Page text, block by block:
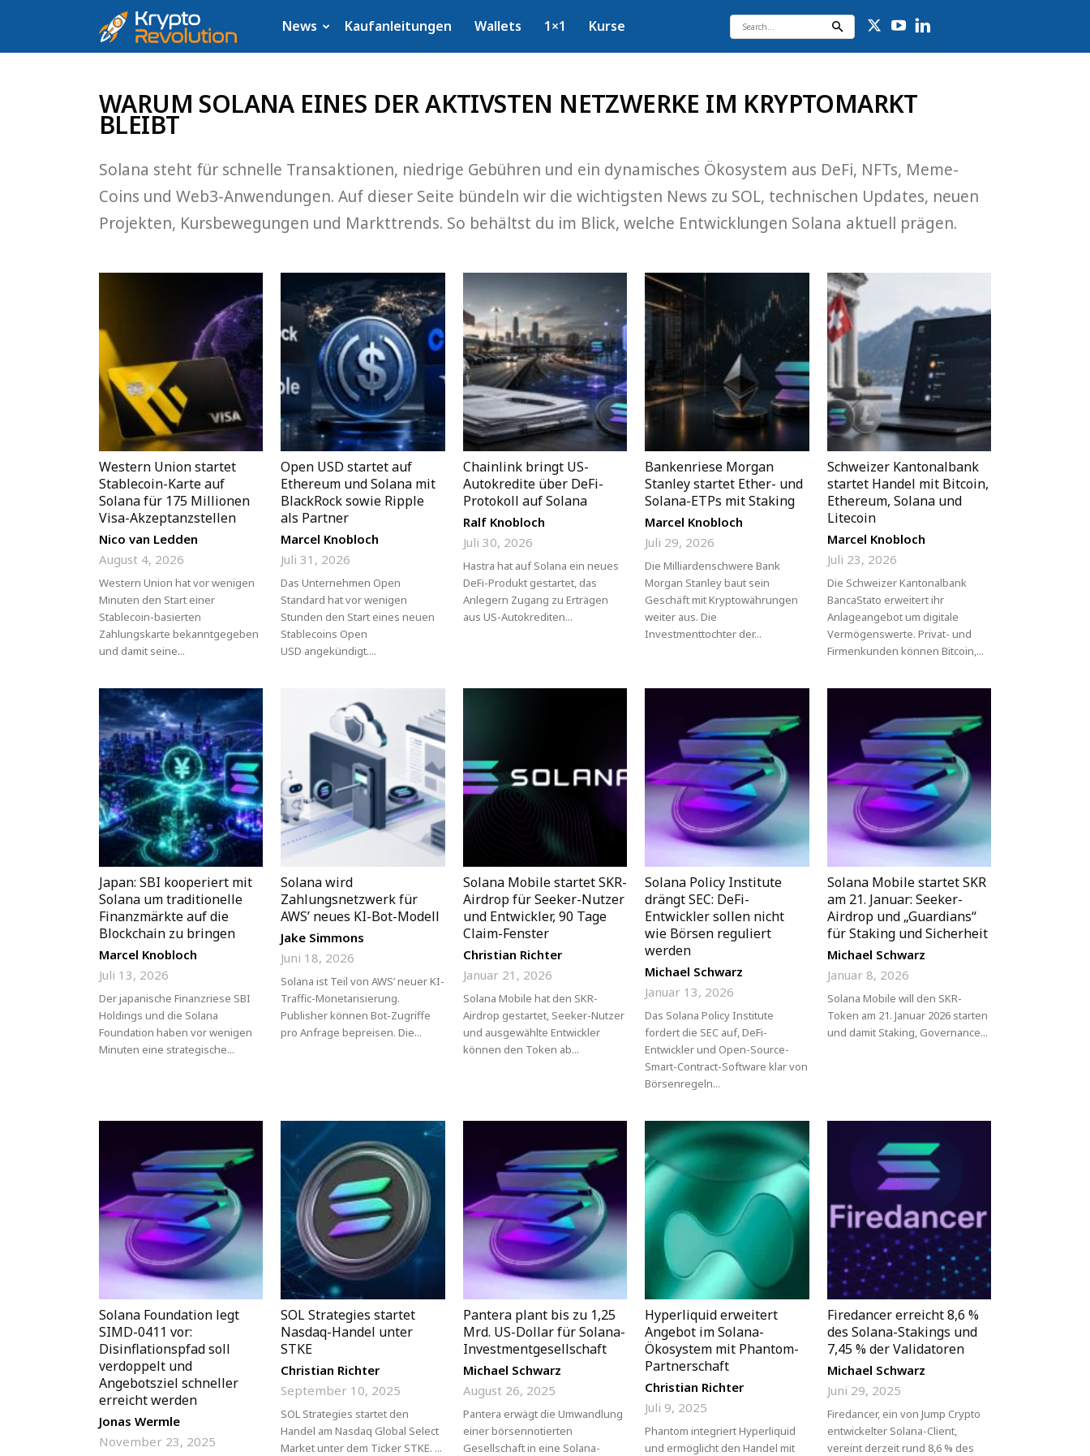
Krypto
Aktuelle
Bitcoin,
XRP,
Dogecoin,
Cardano,
IOTA
und
VeChain
News Kaufanleitungen Wallets 1×1 Kurse
WARUM SOLANA EINES DER AKTIVSTEN NETZWERKE IM KRYPTOMARKT
BLEIBT
Solana steht für schnelle Transaktionen, niedrige Gebühren und ein dynamisches Ökosystem aus DeFi, NFTs, Meme-
Coins und Web3-Anwendungen. Auf dieser Seite bündeln wir die wichtigsten News zu SOL, technischen Updates, neuen
Projekten, Kursbewegungen und Markttrends. So behältst du im Blick, welche Entwicklungen Solana aktuell prägen.
Western Union startet
Stablecoin-Karte auf
Solana für 175 Millionen
Visa-Akzeptanzstellen
Nico van Ledden
August 4, 2026
Western Union hat vor wenigen
Minuten den Start einer
Stablecoin-basierten
Zahlungskarte bekanntgegeben
und damit seine...
Open USD startet auf
Ethereum und Solana mit
BlackRock sowie Ripple
als Partner
Marcel Knobloch
Juli 31, 2026
Das Unternehmen Open
Standard hat vor wenigen
Stunden den Start eines neuen
Stablecoins Open
USD angekündigt....
Chainlink bringt US-
Autokredite über DeFi-
Protokoll auf Solana
Ralf Knobloch
Juli 30, 2026
Hastra hat auf Solana ein neues
DeFi-Produkt gestartet, das
Anlegern Zugang zu Erträgen
aus US-Autokrediten...
Bankenriese Morgan
Stanley startet Ether- und
Solana-ETPs mit Staking
Marcel Knobloch
Juli 29, 2026
Die Milliardenschwere Bank
Morgan Stanley baut sein
Geschäft mit Kryptowährungen
weiter aus. Die
Investmenttochter der...
Schweizer Kantonalbank
startet Handel mit Bitcoin,
Ethereum, Solana und
Litecoin
Marcel Knobloch
Juli 23, 2026
Die Schweizer Kantonalbank
BancaStato erweitert ihr
Anlageangebot um digitale
Vermögenswerte. Privat- und
Firmenkunden können Bitcoin,...
Japan: SBI kooperiert mit
Solana um traditionelle
Finanzmärkte auf die
Blockchain zu bringen
Marcel Knobloch
Juli 13, 2026
Der japanische Finanzriese SBI
Holdings und die Solana
Foundation haben vor wenigen
Minuten eine strategische...
Solana wird
Zahlungsnetzwerk für
AWS’ neues KI-Bot-Modell
Jake Simmons
Juni 18, 2026
Solana ist Teil von AWS’ neuer KI-
Traffic-Monetarisierung.
Publisher können Bot-Zugriffe
pro Anfrage bepreisen. Die...
Solana Mobile startet SKR-
Airdrop für Seeker-Nutzer
und Entwickler, 90 Tage
Claim-Fenster
Christian Richter
Januar 21, 2026
Solana Mobile hat den SKR-
Airdrop gestartet, Seeker-Nutzer
und ausgewählte Entwickler
können den Token ab...
Solana Policy Institute
drängt SEC: DeFi-
Entwickler sollen nicht
wie Börsen reguliert
werden
Michael Schwarz
Januar 13, 2026
Das Solana Policy Institute
fordert die SEC auf, DeFi-
Entwickler und Open-Source-
Smart-Contract-Software klar von
Börsenregeln...
Solana Mobile startet SKR
am 21. Januar: Seeker-
Airdrop und „Guardians“
für Staking und Sicherheit
Michael Schwarz
Januar 8, 2026
Solana Mobile will den SKR-
Token am 21. Januar 2026 starten
und damit Staking, Governance...
Solana Foundation legt
SIMD-0411 vor:
Disinflationspfad soll
verdoppelt und
Angebotsziel schneller
erreicht werden
Jonas Wermle
November 23, 2025
SOL Strategies startet
Nasdaq-Handel unter
STKE
Christian Richter
September 10, 2025
SOL Strategies startet den
Handel am Nasdaq Global Select
Market unter dem Ticker STKE. ...
Pantera plant bis zu 1,25
Mrd. US-Dollar für Solana-
Investmentgesellschaft
Michael Schwarz
August 26, 2025
Pantera erwägt die Umwandlung
einer börsennotierten
Gesellschaft in eine Solana-
Hyperliquid erweitert
Angebot im Solana-
Ökosystem mit Phantom-
Partnerschaft
Christian Richter
Juli 9, 2025
Phantom integriert Hyperliquid
und ermöglicht den Handel mit
Firedancer erreicht 8,6 %
des Solana-Stakings und
7,45 % der Validatoren
Michael Schwarz
Juni 29, 2025
Firedancer, ein von Jump Crypto
entwickelter Solana-Client,
vereint derzeit rund 8,6 % des